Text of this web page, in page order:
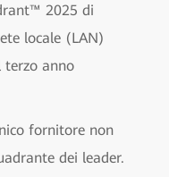
2025 di
locale (LAN)
terzo anno
fornitore non
dei leader.